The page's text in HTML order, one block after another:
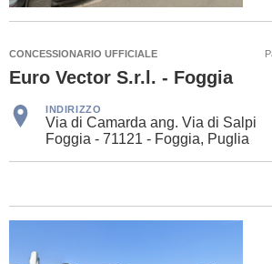
CONCESSIONARIO UFFICIALE
Euro Vector S.r.l. - Foggia
INDIRIZZO
Via di Camarda ang. Via di Salpi
Foggia - 71121 - Foggia, Puglia